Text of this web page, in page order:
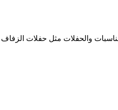
والحفلات مثل حفلات الزفاف